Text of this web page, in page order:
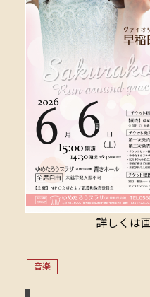
詳しくは
音楽